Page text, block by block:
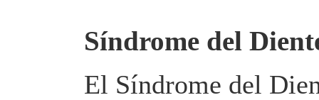
Síndrome del
El Síndrome del